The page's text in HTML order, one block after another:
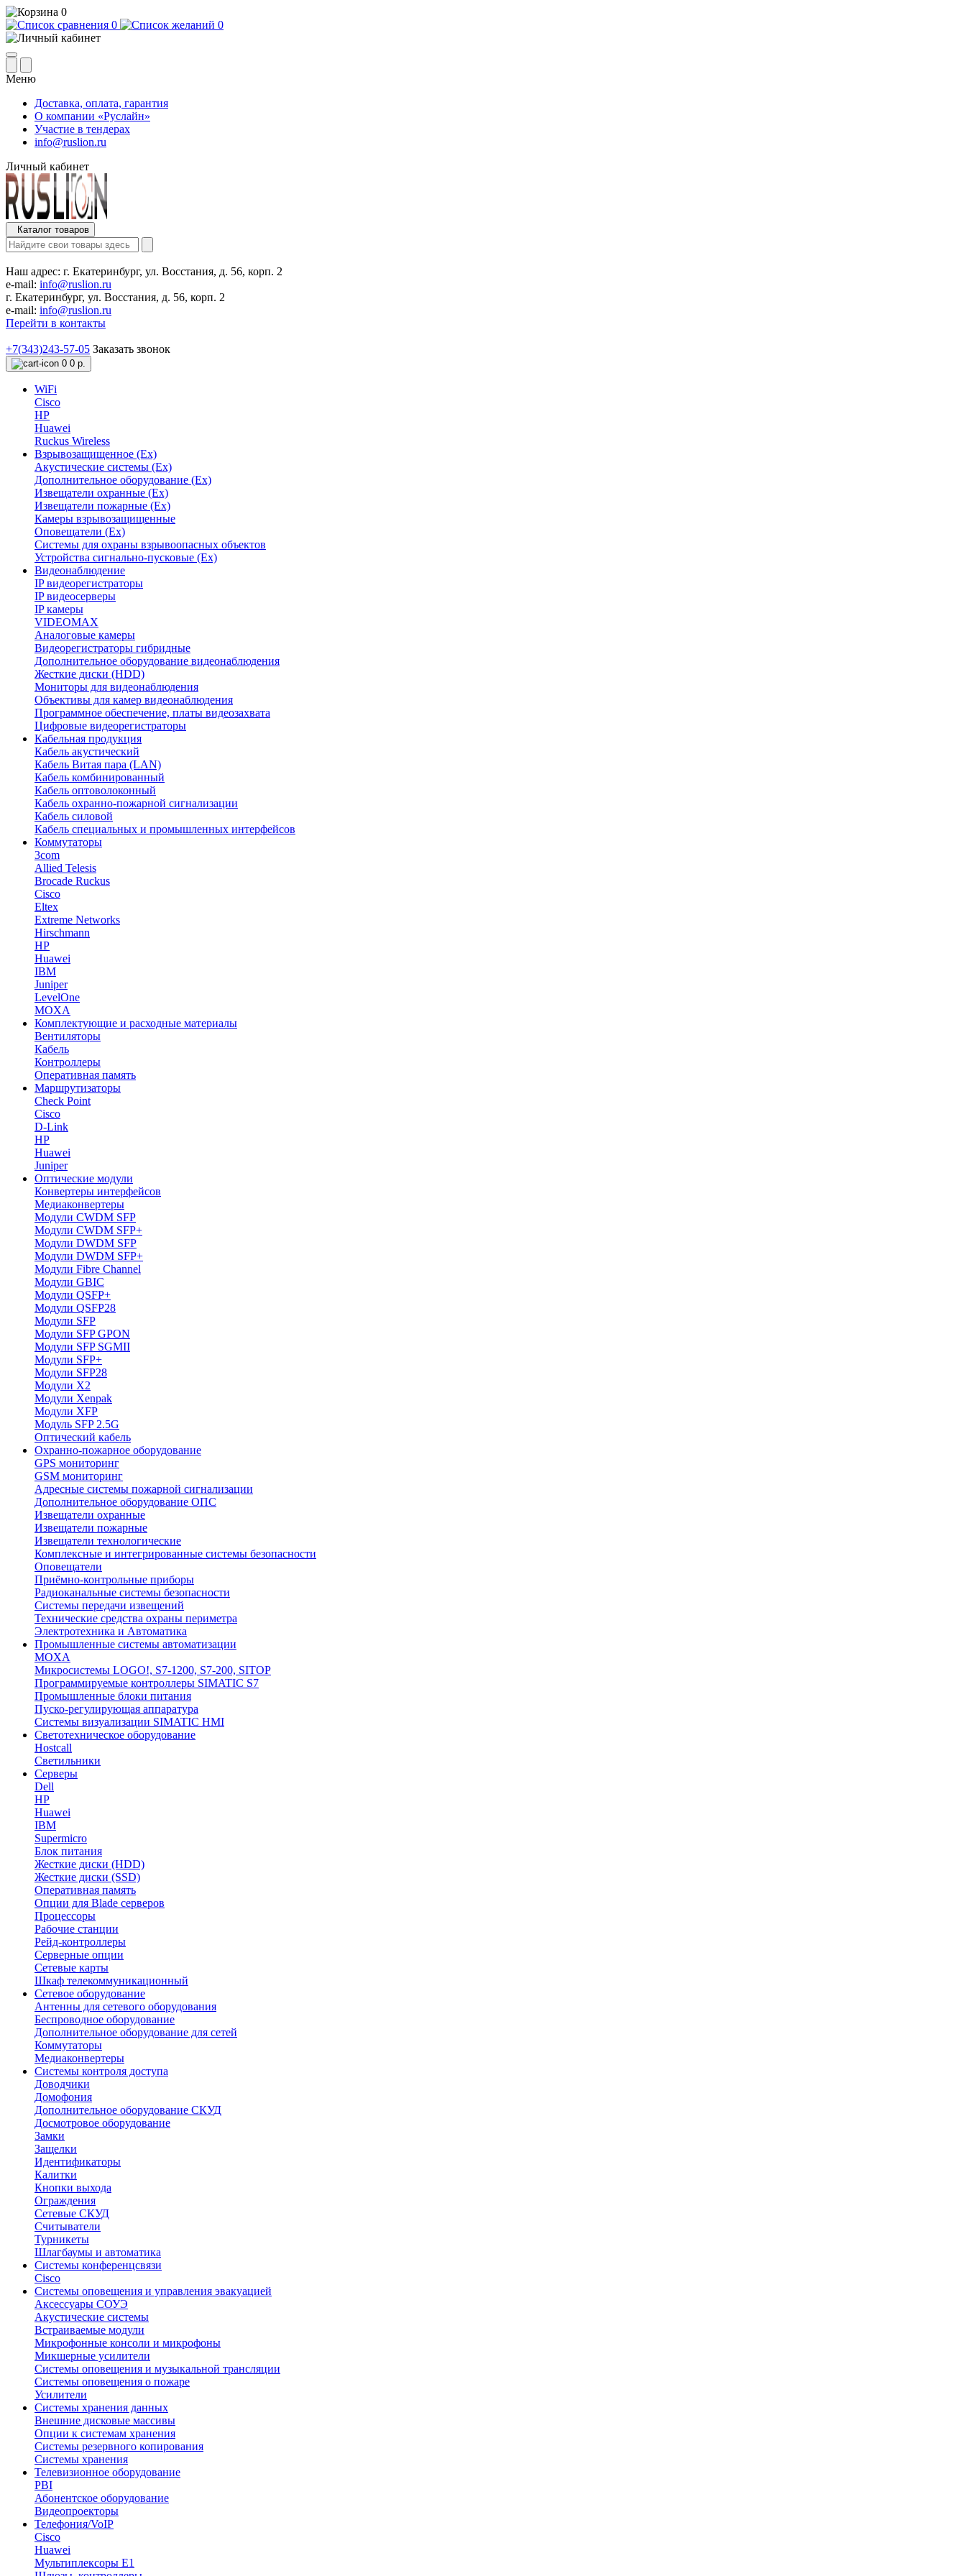
0
0
0
Меню
Доставка, оплата, гарантия
О компании «Руслайн»
Участие в тендерах
info@ruslion.ru
Личный кабинет
Каталог товаров
Наш адрес: г. Екатеринбург, ул. Восстания, д. 56, корп. 2
e-mail: info@ruslion.ru
г. Екатеринбург, ул. Восстания, д. 56, корп. 2
e-mail: info@ruslion.ru
Перейти в контакты
+7(343)243-57-05 Заказать звонок
0 0 р.
WiFi
Cisco
HP
Huawei
Ruckus Wireless
Взрывозащищенное (Ex)
Акустические системы (Ex)
Дополнительное оборудование (Ex)
Извещатели охранные (Ex)
Извещатели пожарные (Ex)
Камеры взрывозащищенные
Оповещатели (Ex)
Системы для охраны взрывоопасных объектов
Устройства сигнально-пусковые (Ex)
Видеонаблюдение
IP видеорегистраторы
IP видеосерверы
IP камеры
VIDEOMAX
Аналоговые камеры
Видеорегистраторы гибридные
Дополнительное оборудование видеонаблюдения
Жесткие диски (HDD)
Мониторы для видеонаблюдения
Объективы для камер видеонаблюдения
Программное обеспечение, платы видеозахвата
Цифровые видеорегистраторы
Кабельная продукция
Кабель акустический
Кабель Витая пара (LAN)
Кабель комбинированный
Кабель оптоволоконный
Кабель охранно-пожарной сигнализации
Кабель силовой
Кабель специальных и промышленных интерфейсов
Коммутаторы
3com
Allied Telesis
Brocade Ruckus
Cisco
Eltex
Extreme Networks
Hirschmann
HP
Huawei
IBM
Juniper
LevelOne
MOXA
Комплектующие и расходные материалы
Вентиляторы
Кабель
Контроллеры
Оперативная память
Маршрутизаторы
Check Point
Cisco
D-Link
HP
Huawei
Juniper
Оптические модули
Конвертеры интерфейсов
Медиаконвертеры
Модули CWDM SFP
Модули CWDM SFP+
Модули DWDM SFP
Модули DWDM SFP+
Модули Fibre Channel
Модули GBIC
Модули QSFP+
Модули QSFP28
Модули SFP
Модули SFP GPON
Модули SFP SGMII
Модули SFP+
Модули SFP28
Модули X2
Модули Xenpak
Модули XFP
Модуль SFP 2.5G
Оптический кабель
Охранно-пожарное оборудование
GPS мониторинг
GSM мониторинг
Адресные системы пожарной сигнализации
Дополнительное оборудование ОПС
Извещатели охранные
Извещатели пожарные
Извещатели технологические
Комплексные и интегрированные системы безопасноcти
Оповещатели
Приёмно-контрольные приборы
Радиоканальные системы безопасности
Системы передачи извещений
Технические средства охраны периметра
Электротехника и Автоматика
Промышленные системы автоматизации
MOXA
Микросистемы LOGO!, S7-1200, S7-200, SITOP
Программируемые контроллеры SIMATIC S7
Промышленные блоки питания
Пуско-регулирующая аппаратура
Системы визуализации SIMATIC HMI
Светотехническое оборудование
Hostcall
Светильники
Серверы
Dell
HP
Huawei
IBM
Supermicro
Блок питания
Жесткие диски (HDD)
Жесткие диски (SSD)
Оперативная память
Опции для Blade серверов
Процессоры
Рабочие станции
Рейд-контроллеры
Серверные опции
Сетевые карты
Шкаф телекоммуникационный
Сетевое оборудование
Антенны для сетевого оборудования
Беспроводное оборудование
Дополнительное оборудование для сетей
Коммутаторы
Медиаконвертеры
Системы контроля доступа
Доводчики
Домофония
Дополнительное оборудование СКУД
Досмотровое оборудование
Замки
Защелки
Идентификаторы
Калитки
Кнопки выхода
Ограждения
Сетевые СКУД
Считыватели
Турникеты
Шлагбаумы и автоматика
Системы конференцсвязи
Cisco
Системы оповещения и управления эвакуацией
Аксессуары СОУЭ
Акустические системы
Встраиваемые модули
Микрофонные консоли и микрофоны
Микшерные усилители
Системы оповещения и музыкальной трансляции
Системы оповещения о пожаре
Усилители
Системы хранения данных
Внешние дисковые массивы
Опции к системам хранения
Системы резервного копирования
Системы хранения
Телевизионное оборудование
PBI
Абонентское оборудование
Видеопроекторы
Телефония/VoIP
Cisco
Huawei
Мультиплексоры E1